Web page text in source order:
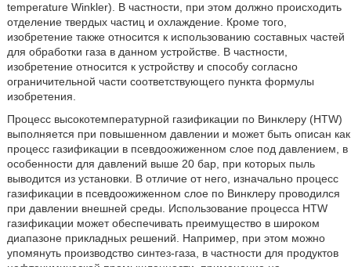
temperature Winkler). В частности, при этом должно происходить
отделение твердых частиц и охлаждение. Кроме того,
изобретение также относится к использованию составных частей
для обработки газа в данном устройстве. В частности,
изобретение относится к устройству и способу согласно
ограничительной части соответствующего пункта формулы
изобретения.
Процесс высокотемпературной газификации по Винклеру (HTW)
выполняется при повышенном давлении и может быть описан как
процесс газификации в псевдоожиженном слое под давлением, в
особенности для давлений выше 20 бар, при которых пыль
выводится из установки. В отличие от него, изначально процесс
газификации в псевдоожиженном слое по Винклеру проводился
при давлении внешней среды. Использование процесса HTW
газификации может обеспечивать преимущество в широком
диапазоне прикладных решений. Например, при этом можно
упомянуть производство синтез-газа, в частности для продуктов